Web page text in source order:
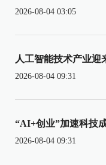
2026-08-04 03:05
人工智能技术产业迎
2026-08-04 09:31
“AI+创业”加速科技
2026-08-04 09:31